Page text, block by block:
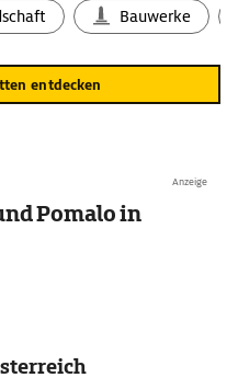
Bauwerke
entdecken
Anzeige
Pomalo in